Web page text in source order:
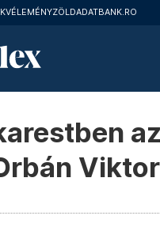
VÉLEMÉNYZÖLDADATBANK.RO